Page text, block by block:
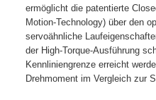
ermöglicht die patentierte
Motion-Technology) über den
servoähnliche
der High-Torque-Ausführung
Kennliniengrenze erreicht
Drehmoment im Vergleich zur